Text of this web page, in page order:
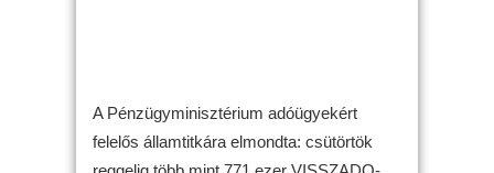
A Pénzügyminisztérium adóügyekért
felelős államtitkára elmondta: csütörtök